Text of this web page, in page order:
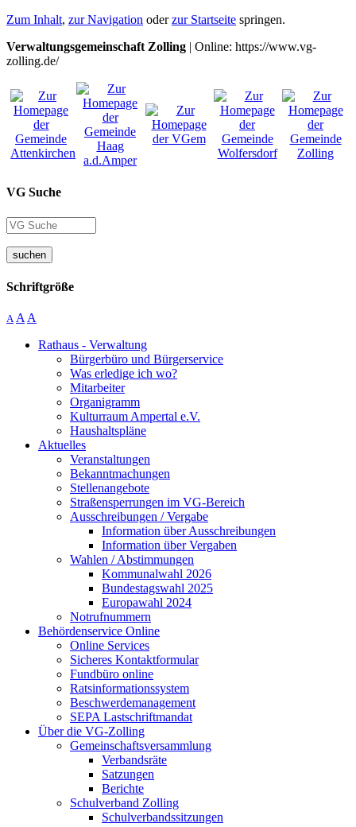
Zum Inhalt, zur Navigation oderzur Startseite springen.
Verwaltungsgemeinschaft Zolling | Online: https://www.vg-
zolling.de/
VG Suche
suchen
Schriftgröße
A A A
Rathaus - Verwaltung
Bürgerbüro und Bürgerservice
Was erledige ich wo?
Mitarbeiter
Organigramm
Kulturraum Ampertal e.V.
Haushaltspläne
Aktuelles
Veranstaltungen
Bekanntmachungen
Stellenangebote
Straßensperrungen im VG-Bereich
Ausschreibungen / Vergabe
Information über Ausschreibungen
Information über Vergaben
Wahlen / Abstimmungen
Kommunalwahl 2026
Bundestagswahl 2025
Europawahl 2024
Notrufnummern
Behördenservice Online
Online Services
Sicheres Kontaktformular
Fundbüro online
Ratsinformationssystem
Beschwerdemanagement
SEPA Lastschriftmandat
Über die VG-Zolling
Gemeinschaftsversammlung
Verbandsräte
Satzungen
Berichte
Schulverband Zolling
Schulverbandssitzungen